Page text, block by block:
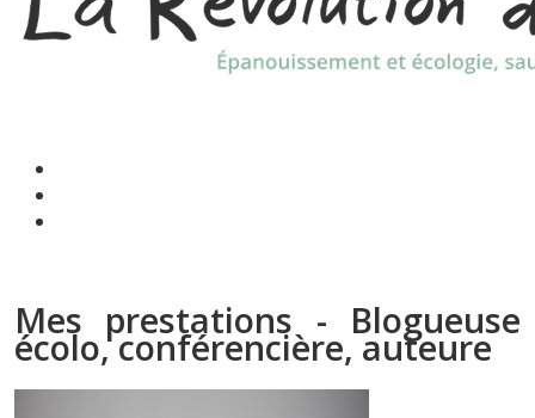
Mes prestations - Blogueuse
écolo, conférencière, auteure